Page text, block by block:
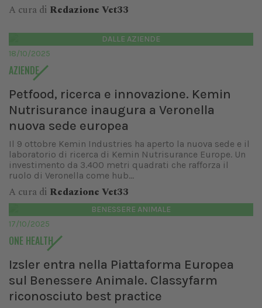
A cura di Redazione Vet33
DALLE AZIENDE
18/10/2025
AZIENDE
Petfood, ricerca e innovazione. Kemin
Nutrisurance inaugura a Veronella
nuova sede europea
Il 9 ottobre Kemin Industries ha aperto la nuova sede e il
laboratorio di ricerca di Kemin Nutrisurance Europe. Un
investimento da 3.400 metri quadrati che rafforza il
ruolo di Veronella come hub...
A cura di Redazione Vet33
BENESSERE ANIMALE
17/10/2025
ONE HEALTH
Izsler entra nella Piattaforma Europea
sul Benessere Animale. Classyfarm
riconosciuto best practice